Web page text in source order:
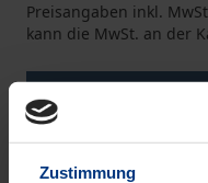
Zustimmung
Preisangaben inkl.
kann die MwSt. an der